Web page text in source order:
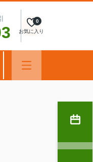
お気に入り
0